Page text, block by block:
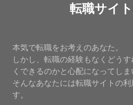
転職サイ
本気で転職をお考えのあなた。
しかし、転職の経験もなくどう
くできるのかと心配になってしま
そんなあなたには転職サイトの利
す。